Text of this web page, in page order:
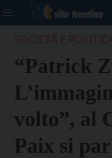
“Patrick
volto”, al
Paix si